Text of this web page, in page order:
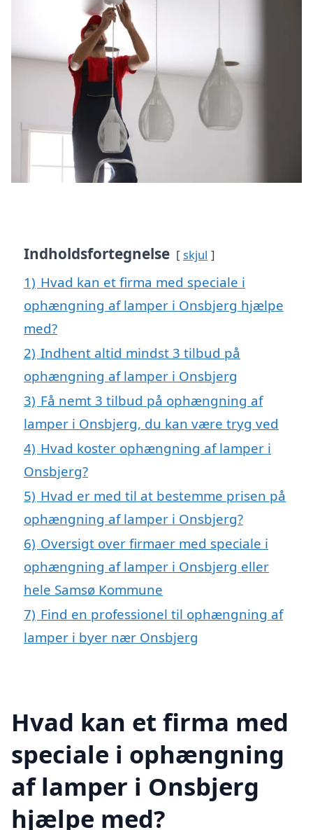
Indholdsfortegnelse skjul
1) Hvad kan et firma med speciale i
ophængning af lamper i Onsbjerg hjælpe
med?
2) Indhent altid mindst 3 tilbud på
ophængning af lamper i Onsbjerg
3) Få nemt 3 tilbud på ophængning af
lamper i Onsbjerg, du kan være tryg ved
4) Hvad koster ophængning af lamper i
Onsbjerg?
5) Hvad er med til at bestemme prisen på
ophængning af lamper i Onsbjerg?
6) Oversigt over firmaer med speciale i
ophængning af lamper i Onsbjerg eller
hele Samsø Kommune
7) Find en professionel til ophængning af
lamper i byer nær Onsbjerg
Hvad kan et firma med
speciale i ophængning
af lamper i Onsbjerg
hjælpe med?